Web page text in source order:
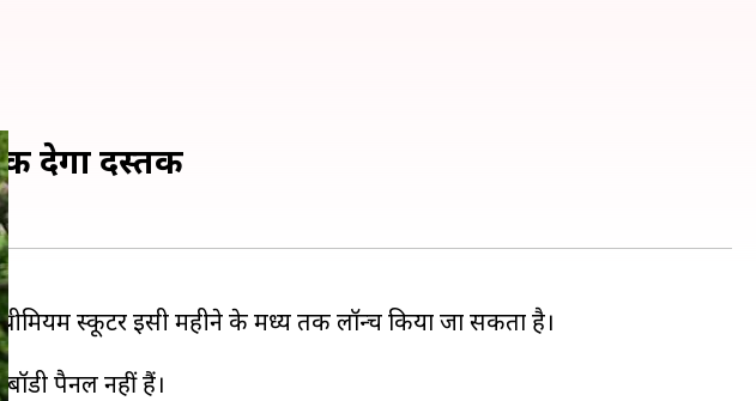
देगा दस्तक
स्कूटर इसी महीने के मध्य तक लॉन्च किया जा सकता है।
पैनल नहीं हैं।